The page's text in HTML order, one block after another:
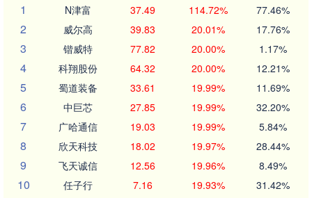
1
N津富 37.49 114.72% 77.46%
2 威尔高 39.83 20.01% 17.76%
3 锴威特 77.82 20.00% 1.17%
4 科翔股份 64.32 20.00% 12.21%
5 蜀道装备 33.61 19.99% 11.69%
6 中巨芯 27.85 19.99% 32.20%
7 广哈通信 19.03 19.99% 5.84%
8 欣天科技 18.02 19.97% 28.44%
9 飞天诚信 12.56 19.96% 8.49%
10 任子行 7.16 19.93% 31.42%